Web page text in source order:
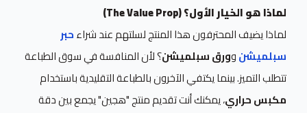
لماذا هو الخيار الأول؟ (The Value Prop)
لماذا يضيف المحترفون هذا المنتج لسلتهم عند شراءحبر
سبلميشنوورق سبلميشن؟ لأن المنافسة في سوق الطباعة
تتطلب التميز. بينما يكتفي الآخرون بالطباعة التقليدية باستخدام
مكبس حراري، يمكنك أنت تقديم منتج "هجين" يجمع بين دقة